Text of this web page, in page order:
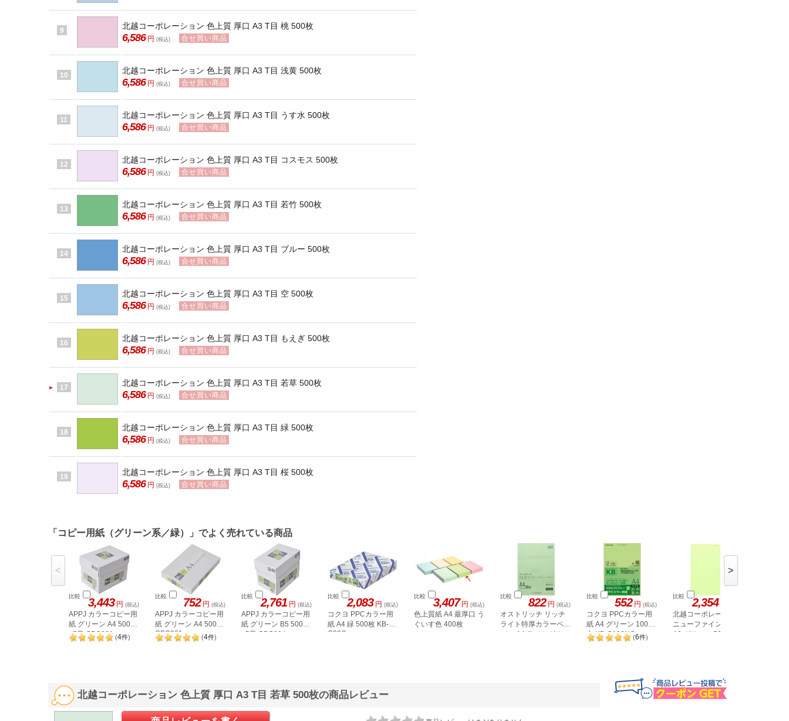
9 北越コーポレーション 色上質 厚口 A3 T目 桃 500枚
6,586 円 (税込) 合せ買い商品
10 北越コーポレーション 色上質 厚口 A3 T目 浅黄 500枚
6,586 円 (税込) 合せ買い商品
11 北越コーポレーション 色上質 厚口 A3 T目 うす水 500枚
6,586 円 (税込) 合せ買い商品
12 北越コーポレーション 色上質 厚口 A3 T目 コスモス 500枚
6,586 円 (税込) 合せ買い商品
13 北越コーポレーション 色上質 厚口 A3 T目 若竹 500枚
6,586 円 (税込) 合せ買い商品
14 北越コーポレーション 色上質 厚口 A3 T目 ブルー 500枚
6,586 円 (税込) 合せ買い商品
15 北越コーポレーション 色上質 厚口 A3 T目 空 500枚
6,586 円 (税込) 合せ買い商品
16 北越コーポレーション 色上質 厚口 A3 T目 もえぎ 500枚
6,586 円 (税込) 合せ買い商品
17 北越コーポレーション 色上質 厚口 A3 T目 若草 500枚
6,586 円 (税込) 合せ買い商品
18 北越コーポレーション 色上質 厚口 A3 T目 緑 500枚
6,586 円 (税込) 合せ買い商品
19 北越コーポレーション 色上質 厚口 A3 T目 桜 500枚
6,586 円 (税込) 合せ買い商品
「コピー用紙（グリーン系／緑）」でよく売れている商品
比較 3,443 円 (税込)
APPJ カラーコピー用
紙 グリーン A4 500枚
×5冊 CPG001 (4件)
比較 752 円 (税込)
APPJ カラーコピー用
紙 グリーン A4 500枚
CPG001
(4件)
比較 2,761 円 (税込)
APPJ カラーコピー用
紙 グリーン B5 500枚
×5冊 CPG004
比較 2,083 円 (税込)
コクヨ PPCカラー用
紙 A4 緑 500枚 KB-
C39G
比較 3,407 円 (税込)
色上質紙 A4 最厚口 う
ぐいす色 400枚
比較 822 円 (税込)
オストリッチ リッチ
ライト特厚カラーペー
パー A4 ライトグリー
比較 552 円 (税込)
コクヨ PPCカラー用
紙 A4 グリーン 100枚
入 KB-C139NG(6件)
比較 2,354
北越コーポレーション
ニューファインカラー
A3 グリーン 500枚
< >
北越コーポレーション 色上質 厚口 A3 T目 若草 500枚の商品レビュー